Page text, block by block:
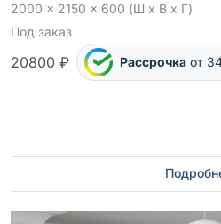
2000 x 2150 x 600 (Ш x В x Г)
Под заказ
20800 ₽ Рассрочка от